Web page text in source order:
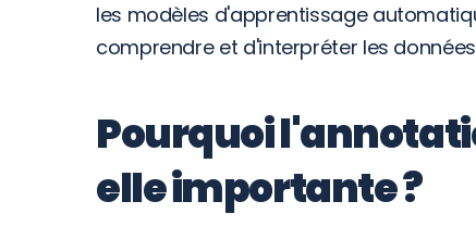
les modèles d'apprentissage
comprendre et d'interpréter les
Pourquoi
elle importante ?